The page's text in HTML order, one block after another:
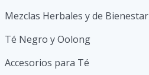
Mezclas Herbales y de Bienestar
Té Negro y Oolong
Accesorios para Té